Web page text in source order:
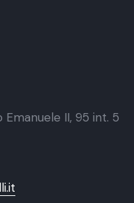
Emanuele II, 95 int. 5